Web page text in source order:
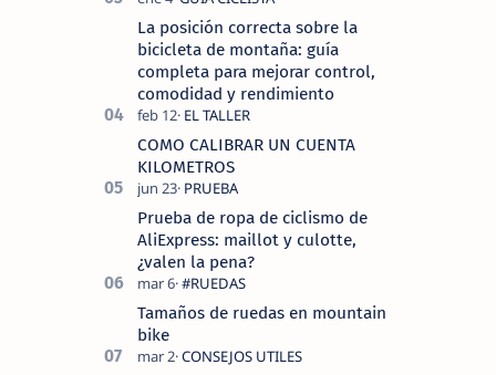
La posición correcta sobre la
bicicleta de montaña: guía
completa para mejorar control,
comodidad y rendimiento
COMO CALIBRAR UN CUENTA
KILOMETROS
Prueba de ropa de ciclismo de
AliExpress: maillot y culotte,
¿valen la pena?
Tamaños de ruedas en mountain
bike